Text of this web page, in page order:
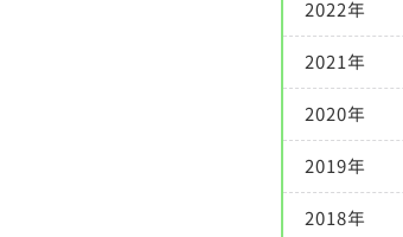
2022年
2021年
2020年
2019年
2018年